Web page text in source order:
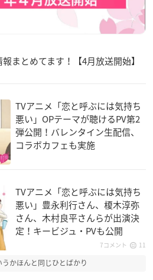
まとめてます！【4月放送開始】
TVアニメ「恋と呼ぶには気持ち
悪い」OPテーマが聴けるPV第2
弾公開！バレンタイン生配信、
コラボカフェも実施
TVアニメ「恋と呼ぶには気持ち
悪い」豊永利行さん、榎木淳弥
さん、木村良平さんらが出演決
定！キービジュ・PVも公開
7コメント 11
かほんと同じひとばかり